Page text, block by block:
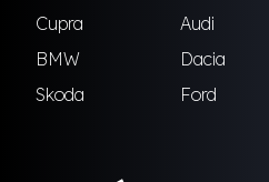
Cupra
Audi
BMW
Dacia
Skoda
Ford